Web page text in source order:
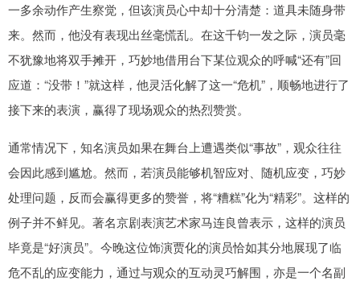
一多余动作产生察觉，但该演员心中却十分清楚：道具未随身带
来。然而，他没有表现出丝毫慌乱。在这千钧一发之际，演员毫
不犹豫地将双手摊开，巧妙地借用台下某位观众的呼喊“还有”回
应道：“没带！”就这样，他灵活化解了这一“危机”，顺畅地进行了
接下来的表演，赢得了现场观众的热烈赞赏。
通常情况下，知名演员如果在舞台上遭遇类似“事故”，观众往往
会因此感到尴尬。然而，若演员能够机智应对、随机应变，巧妙
处理问题，反而会赢得更多的赞誉，将“糟糕”化为“精彩”。这样的
例子并不鲜见。著名京剧表演艺术家马连良曾表示，这样的演员
毕竟是“好演员”。今晚这位饰演贾化的演员恰如其分地展现了临
危不乱的应变能力，通过与观众的互动灵巧解围，亦是一个名副